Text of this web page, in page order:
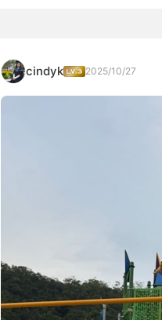
cindyk 2025/10/27